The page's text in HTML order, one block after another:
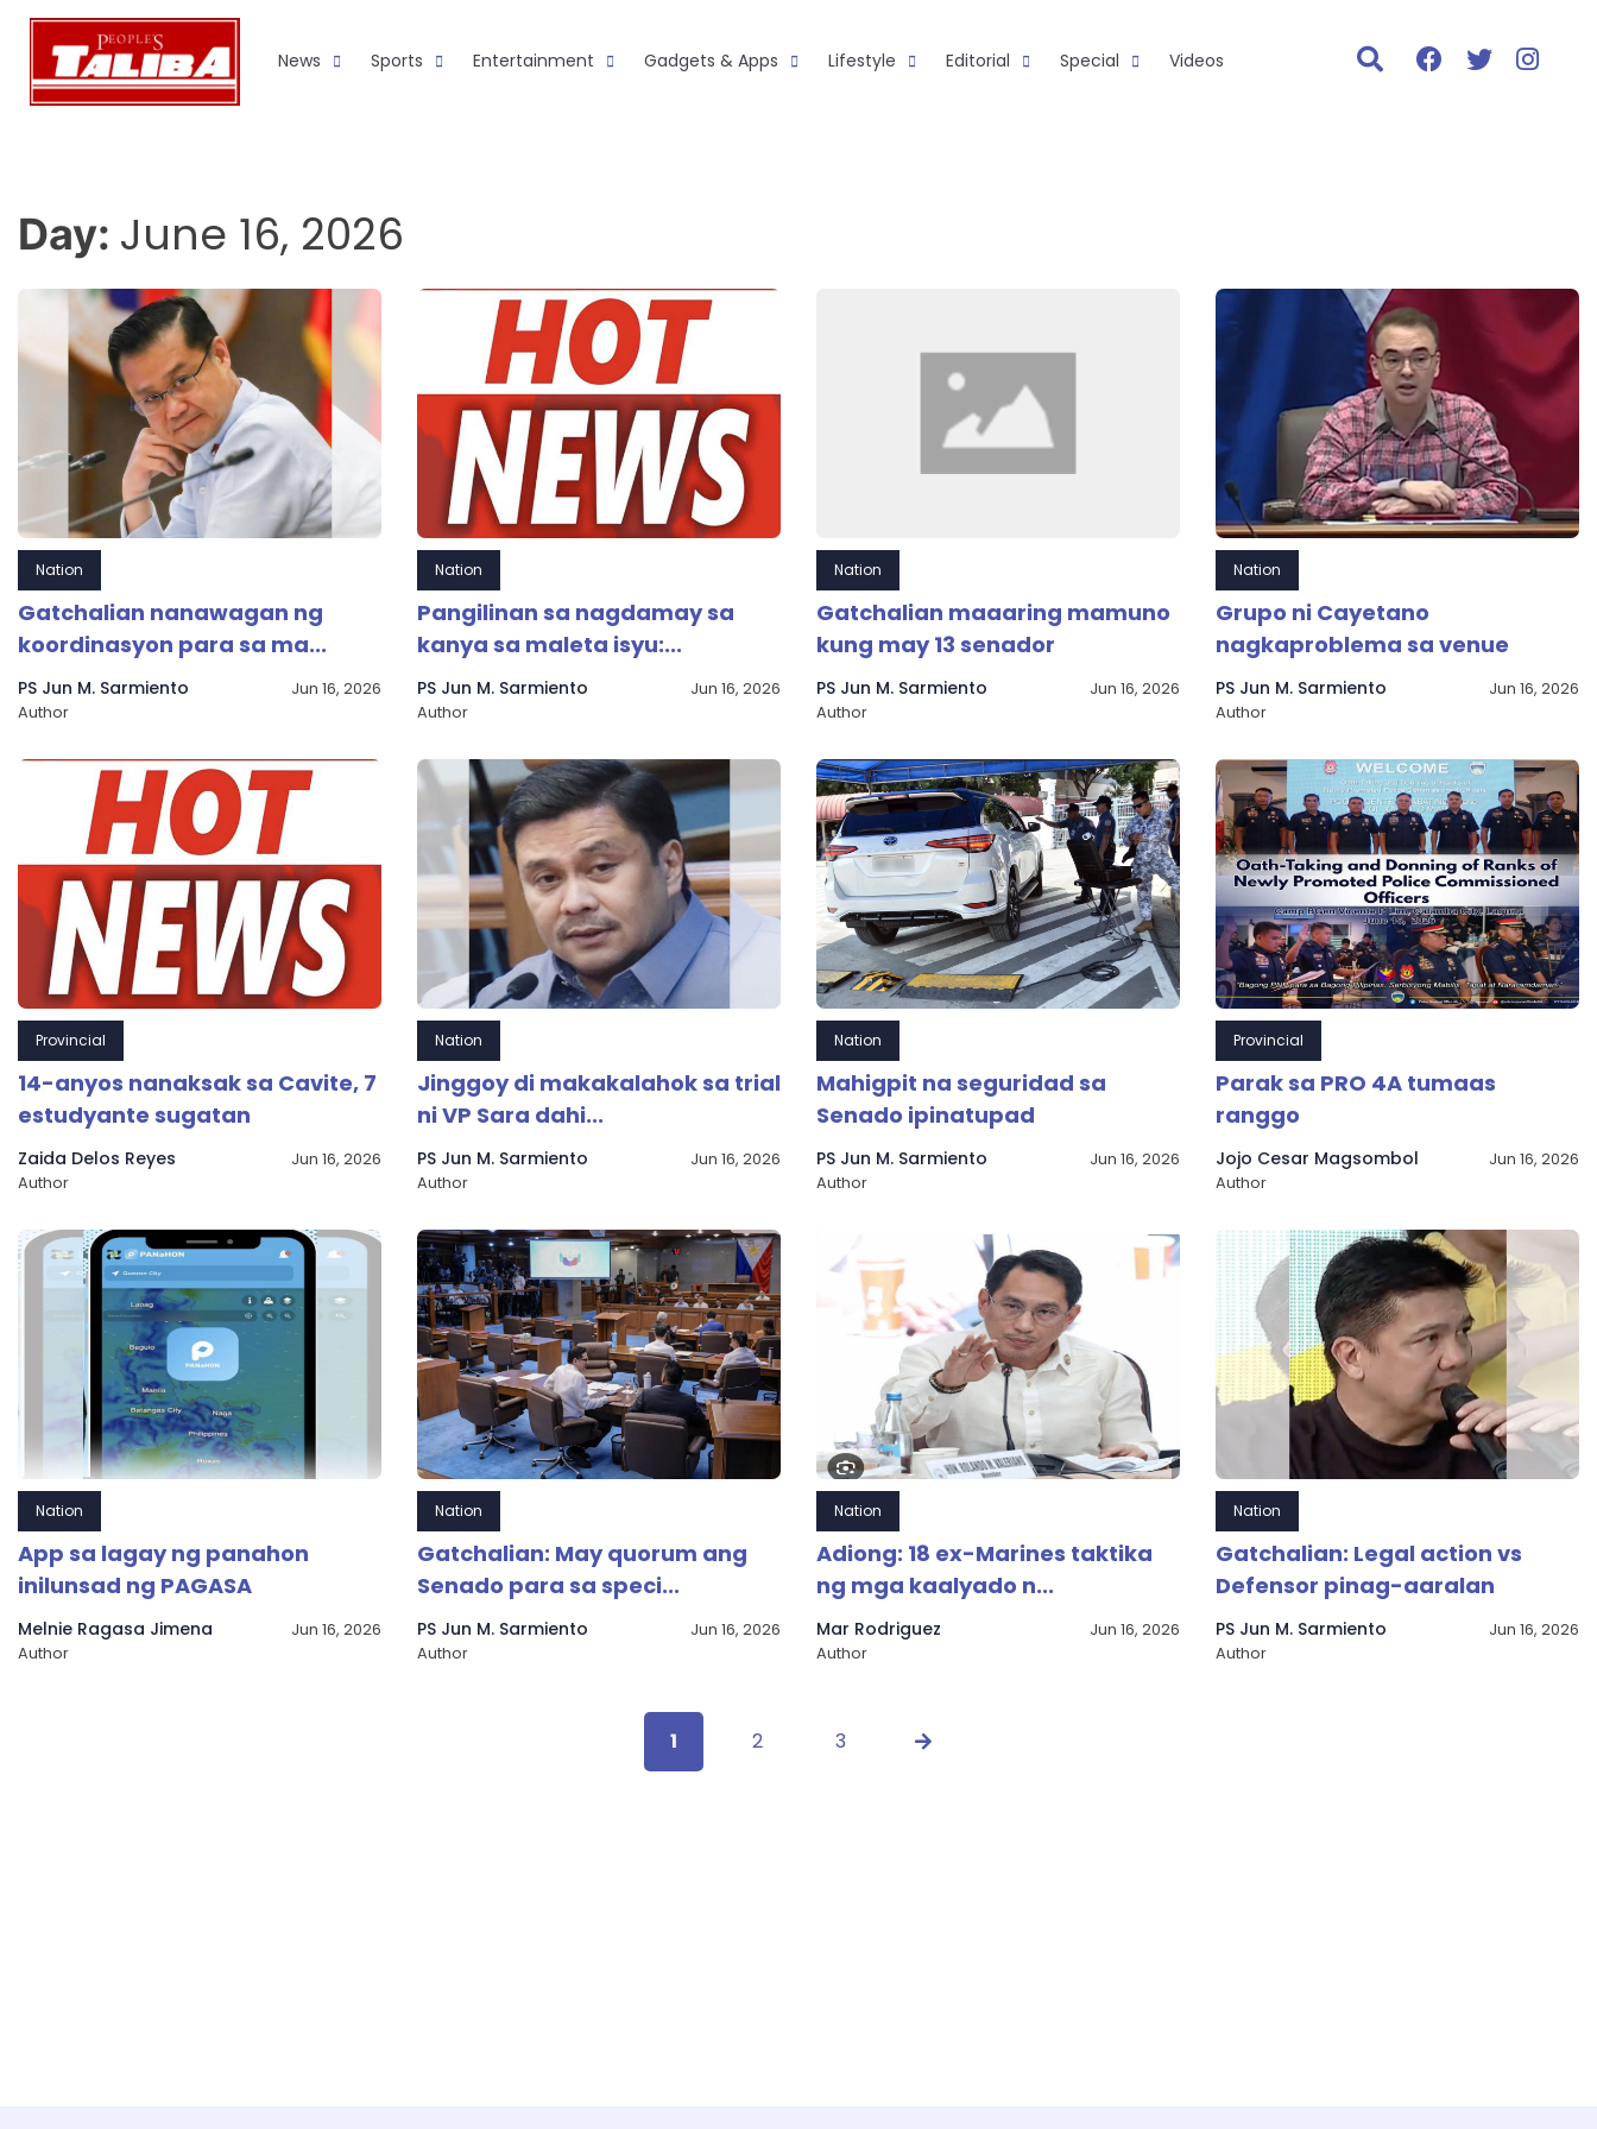
Skip
content
News Sports Entertainment Gadgets & Apps Lifestyle Editorial Special Videos
Day: June 16, 2026
Nation
Gatchalian nanawagan ng
koordinasyon para sa ma...
PS Jun M. Sarmiento
Author
Jun 16, 2026
Nation
Pangilinan sa nagdamay sa
kanya sa maleta isyu:...
PS Jun M. Sarmiento
Author
Jun 16, 2026
Nation
Gatchalian maaaring mamuno
kung may 13 senador
PS Jun M. Sarmiento
Author
Jun 16, 2026
Nation
Grupo ni Cayetano
nagkaproblema sa venue
PS Jun M. Sarmiento
Author
Jun 16, 2026
Provincial
14-anyos nanaksak sa Cavite, 7
estudyante sugatan
Zaida Delos Reyes
Author
Jun 16, 2026
Nation
Jinggoy di makakalahok sa trial
ni VP Sara dahi...
PS Jun M. Sarmiento
Author
Jun 16, 2026
Nation
Mahigpit na seguridad sa
Senado ipinatupad
PS Jun M. Sarmiento
Author
Jun 16, 2026
Provincial
Parak sa PRO 4A tumaas
ranggo
Jojo Cesar Magsombol
Author
Jun 16, 2026
Nation
App sa lagay ng panahon
inilunsad ng PAGASA
Melnie Ragasa Jimena
Author
Jun 16, 2026
Nation
Gatchalian: May quorum ang
Senado para sa speci...
PS Jun M. Sarmiento
Author
Jun 16, 2026
Nation
Adiong: 18 ex-Marines taktika
ng mga kaalyado n...
Mar Rodriguez
Author
Jun 16, 2026
Nation
Gatchalian: Legal action vs
Defensor pinag-aaralan
PS Jun M. Sarmiento
Author
Jun 16, 2026
1 2 3